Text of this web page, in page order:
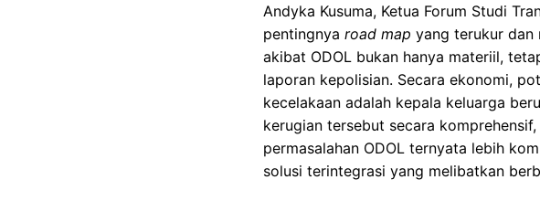
Andyka Kusuma, Ketua Forum Studi
pentingnya road map yang terukur dan
akibat ODOL bukan hanya materiil,
laporan kepolisian. Secara ekonomi,
kecelakaan adalah kepala keluarga
kerugian tersebut secara
permasalahan ODOL ternyata lebih
solusi terintegrasi yang melibatkan